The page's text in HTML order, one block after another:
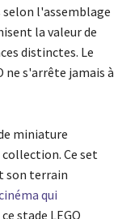
l'assemblage
la valeur de
distinctes. Le
ne s'arrête jamais à
miniature
Ce set
son terrain
qui
ce stade LEGO